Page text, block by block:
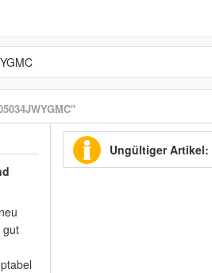
gut
Ungültiger Artikel: